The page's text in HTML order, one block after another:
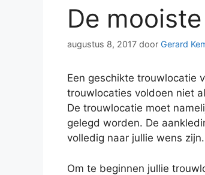
De
augustus 8, 2017 door Gerard
Een geschikte trouwlocatie
trouwlocaties voldoen niet
De trouwlocatie moet
gelegd worden. De
volledig naar jullie wens zijn.
Om te beginnen jullie